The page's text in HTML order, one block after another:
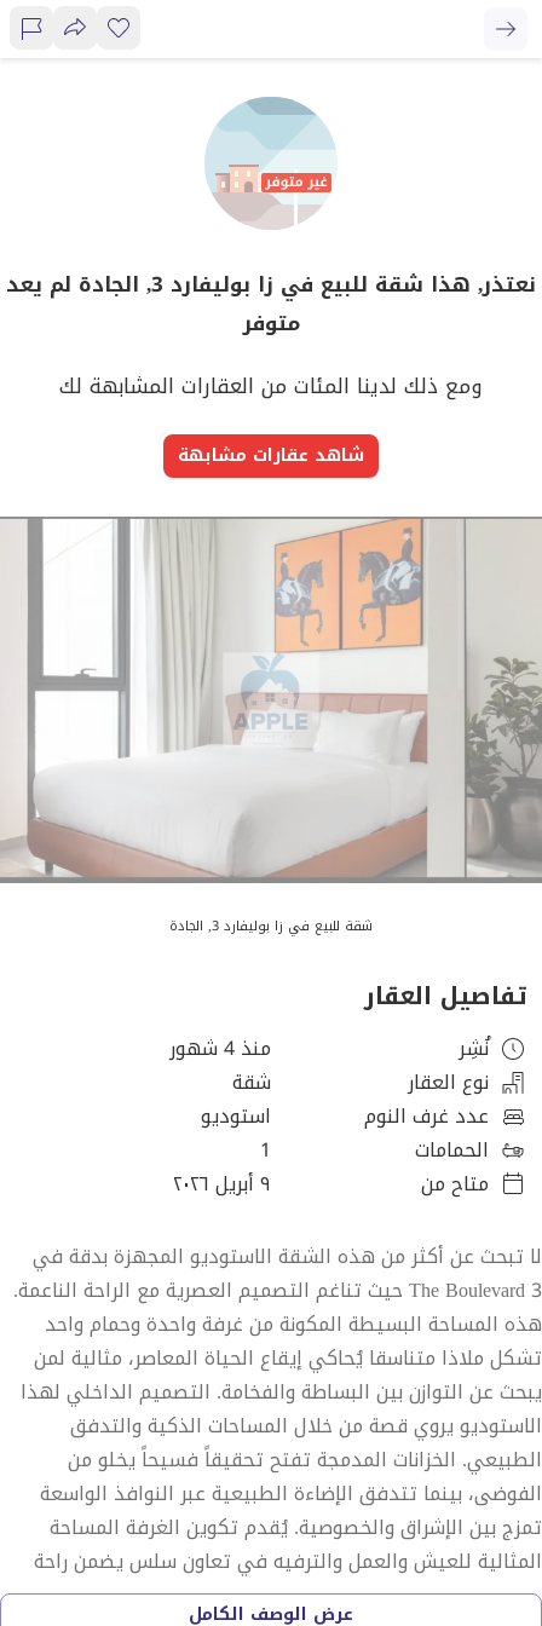
نعتذر, هذا شقة للبيع في زا بوليفارد 3, الجادة لم يعد
متوفر
ومع ذلك لدينا المئات من العقارات المشابهة لك
شاهد عقارات مشابهة
شقة للبيع في زا بوليفارد 3, الجادة
تفاصيل العقار
نُشِر
منذ 4 شهور
نوع العقار
شقة
عدد غرف النوم
استوديو
الحمامات
1
متاح من
٩ أبريل ٢٠٢٦
لا تبحث عن أكثر من هذه الشقة الاستوديو المجهزة بدقة في
The Boulevard 3 حيث تناغم التصميم العصرية مع الراحة الناعمة.
هذه المساحة البسيطة المكونة من غرفة واحدة وحمام واحد
تشكل ملاذا متناسقا يُحاكي إيقاع الحياة المعاصر، مثالية لمن
يبحث عن التوازن بين البساطة والفخامة. التصميم الداخلي لهذا
الاستوديو يروي قصة من خلال المساحات الذكية والتدفق
الطبيعي. الخزانات المدمجة تفتح تحقيقاً فسيحاً يخلو من
الفوضى، بينما تتدفق الإضاءة الطبيعية عبر النوافذ الواسعة
تمزج بين الإشراق والخصوصية. يُقدم تكوين الغرفة المساحة
المثالية للعيش والعمل والترفيه في تعاون سلس يضمن راحة
يومية خفيفة. المجتمع في الجادة يطرح تجربة سكنية حقيقية لا
عرض الوصف الكامل